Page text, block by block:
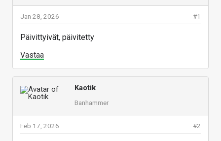
#1
Jan 28, 2026
Päivittyivät, päivitetty
Vastaa
Kaotik
Banhammer
#2
Feb 17, 2026